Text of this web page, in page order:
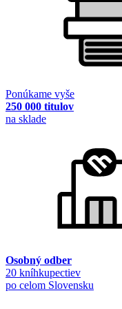
Ponúkame vyše
250 000 titulov
na sklade
Osobný odber
20 kníhkupectiev
po celom Slovensku